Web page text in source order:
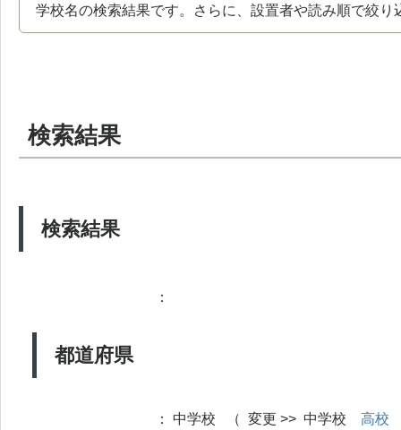
学校名の検索結果です。さらに、設置者や読み順で絞り
検索結果
検索結果
都道府県
：
： 中学校 （ 変更 >> 中学校 高校